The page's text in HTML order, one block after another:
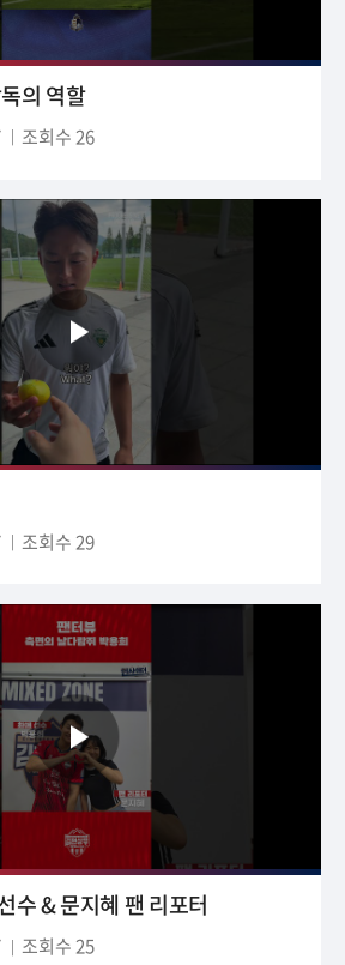
의 역할
조회수 26
조회수 29
수 & 문지혜 팬 리포터
조회수 25